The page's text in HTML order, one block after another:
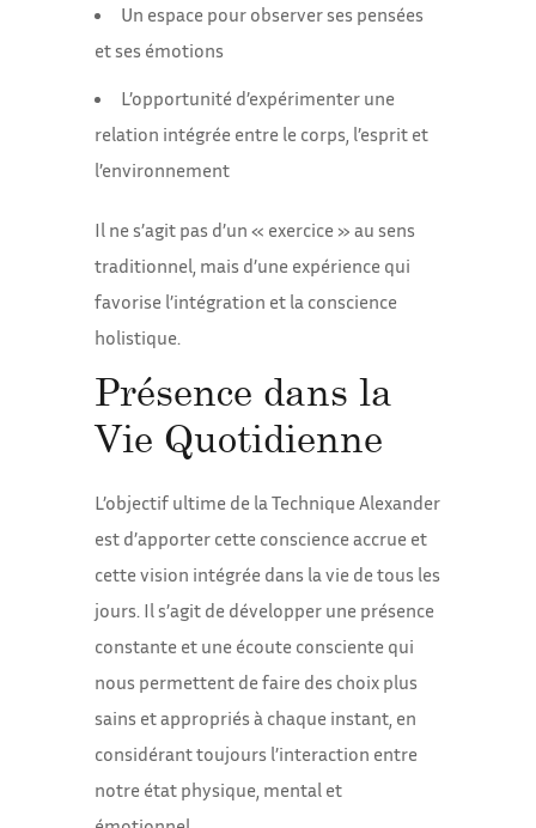
Un espace pour observer ses pensées
et ses émotions
L’opportunité d’expérimenter une
relation intégrée entre le corps, l’esprit et
l’environnement
Il ne s’agit pas d’un « exercice » au sens
traditionnel, mais d’une expérience qui
favorise l’intégration et la conscience
holistique.
Présence dans la
Vie Quotidienne
L’objectif ultime de la Technique Alexander
est d’apporter cette conscience accrue et
cette vision intégrée dans la vie de tous les
jours. Il s’agit de développer une présence
constante et une écoute consciente qui
nous permettent de faire des choix plus
sains et appropriés à chaque instant, en
considérant toujours l’interaction entre
notre état physique, mental et